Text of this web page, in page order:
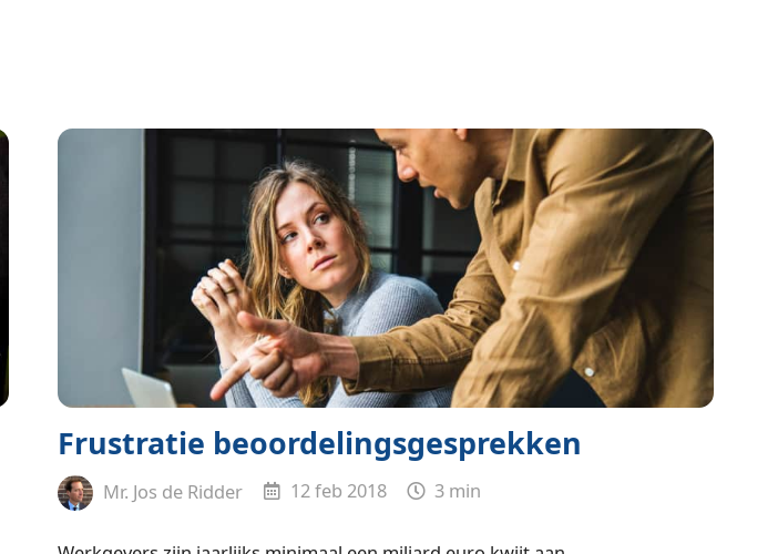
Frustratie beoordelingsgesprekken
Mr. Jos de Ridder 12 feb 2018 3 min